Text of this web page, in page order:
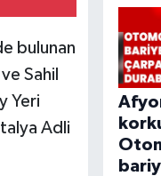
bulunan
Sahil
Yeri
Adli